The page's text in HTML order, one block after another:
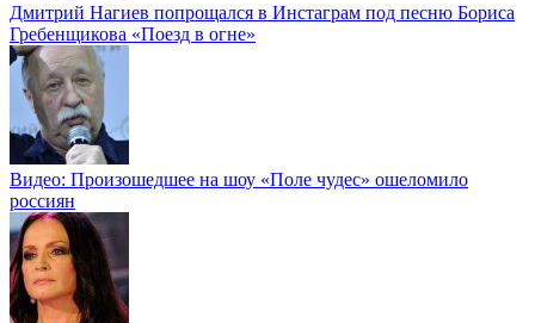
Дмитрий Нагиев попрощался в Инстаграм под песню Бориса
Гребенщикова «Поезд в огне»
Видео: Произошедшее на шоу «Поле чудес» ошеломило
россиян